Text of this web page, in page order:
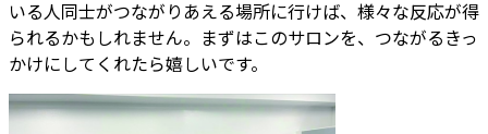
いる人同士がつながりあえる場所に行けば、様々な反応が得
られるかもしれません。まずはこのサロンを、つながるきっ
かけにしてくれたら嬉しいです。